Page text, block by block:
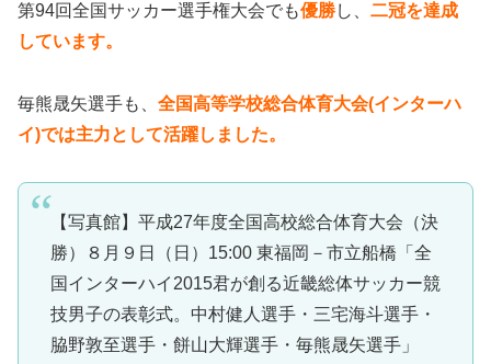
第94回全国サッカー選手権大会でも優勝し、 二冠を達成
しています。
毎熊晟矢選手も、 全国高等学校総合体育大会(インターハ
イ)では主力として活躍しました。
【写真館】平成27年度全国高校総合体育大会（決
勝）８月９日（日）15:00 東福岡－市立船橋「全
国インターハイ2015君が創る近畿総体サッカー競
技男子の表彰式。中村健人選手・三宅海斗選手・
脇野敦至選手・餅山大輝選手・毎熊晟矢選手」